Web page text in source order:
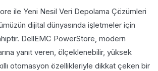
ile Yeni Nesil Veri Depolama Çözümleri
dijital dünyasında işletmeler için
DellEMC PowerStore, modern
yanıt veren, ölçeklenebilir, yüksek
otomasyon özellikleriyle dikkat çeken bir